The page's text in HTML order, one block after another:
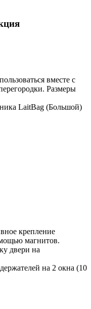
вместе с
Размеры
LaitBag (Большой)
крепление
магнитов.
двери на
на 2 окна (10